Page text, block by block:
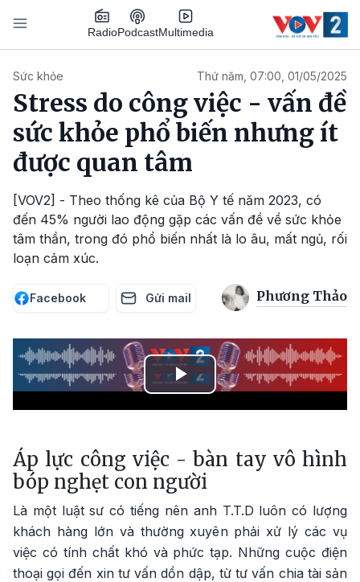
Nhảy đến nội dung
RadioPodcastMultimedia
Sức khỏe Thứ năm, 07:00, 01/05/2025
Stress do công việc - vấn đề
sức khỏe phổ biến nhưng ít
được quan tâm
[VOV2] - Theo thống kê của Bộ Y tế năm 2023, có
đến 45% người lao động gặp các vấn đề về sức khỏe
tâm thần, trong đó phổ biến nhất là lo âu, mất ngủ, rối
loạn cảm xúc.
Facebook Gửi mail Phương Thảo
Play
Áp lực công việc - bàn tay vô hình
bóp nghẹt con người
Là một luật sư có tiếng nên anh T.T.D luôn có lượng
khách hàng lớn và thường xuyên phải xử lý các vụ
việc có tính chất khó và phức tạp. Những cuộc điện
thoại gọi đến xin tư vấn dồn dập, từ tư vấn chia tài sản